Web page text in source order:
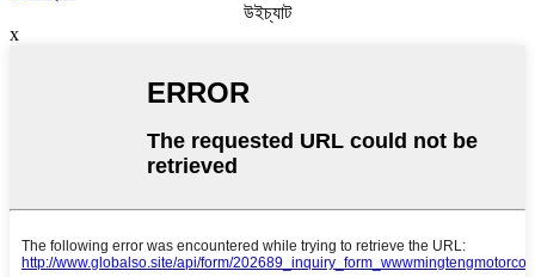
উইচ্যাট
x